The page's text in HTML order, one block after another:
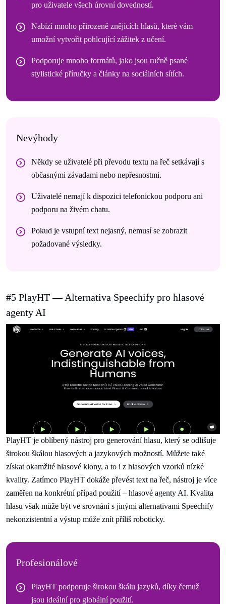
pro uživatele všech úrovní dovedností.
Nabízí mnoho přirozeně znějících hlasů, které vám
umožní vytvořit pohlcující zážitek z učení.
Podporuje mnoho formátů, jako jsou ručně psané
stylistické příručky a články na sociálních sítích.
Nevýhody
Někdy se uživatelé při převodu textu na řeč setkávají s
občasnými závadami nebo nepřesnostmi.
Uživatelé nemají k dispozici telefonickou podporu ani
podporu na živém chatu.
Pokud je vstupní text nejasný, nemusí se zobrazit
požadované výsledky.
#5 PlayHT — Alternativa Speechify pro hlasové
agenty AI
PlayHT je oblíbený nástroj pro generování hlasu, který se odlišuje
širokou škálou hlasových a jazykových možností. Můžete také
získat okamžité hlasové klony, a to i z hlasových vzorků nízké
kvality. Zatímco PlayHT dokáže převést text na řeč, nástroj je více
zaměřen na konkrétní případ použití – hlasové agenty AI. Kvalita
hlasu však může být ve srovnání s jinými alternativami Speechify
nekonzistentní a výstup může znít příliš roboticky.
Profesionálové
PlayHT podporuje širokou škálu jazyků, díky čemuž
jsou ideální pro globální použití.